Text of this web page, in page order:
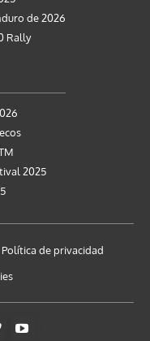
de 2026
Rally
2025
Política de privacidad